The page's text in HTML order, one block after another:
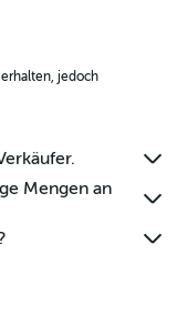
jedoch
Mengen an